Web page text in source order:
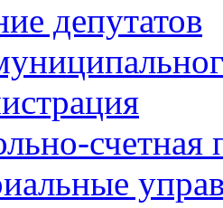
депутатов
счетная